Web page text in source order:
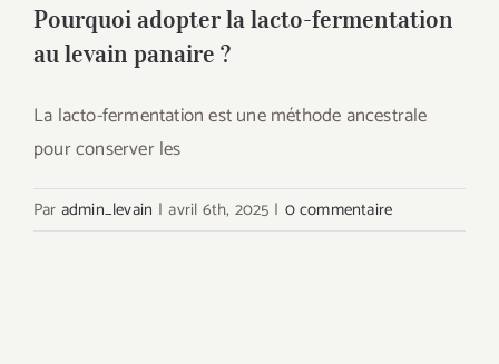
Pourquoi adopter la lacto-fermentation
au levain panaire ?
La lacto-fermentation est une méthode ancestrale
pour conserver les
Par admin_levain | avril 6th, 2025 | 0 commentaire